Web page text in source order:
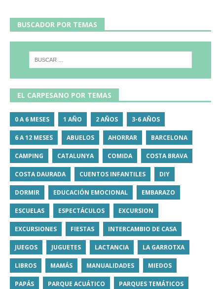
BUSCADOR POR TEMAS
EL CARPESANO POR TEMAS
0 A 6 MESES 1 AÑO 2 AÑOS 3-6 AÑOS
6 A 12 MESES ABUELOS AHORRAR BARCELONA
CAMPING CATALUNYA COMIDA COSTA BRAVA
COSTA DAURADA CUENTOS INFANTILES DIY
DORMIR EDUCACIÓN EMOCIONAL EMBARAZO
ESCUELAS ESPECTÁCULOS EXCURSION
EXCURSIONES FIESTAS INTERCAMBIO DE CASA
JUEGOS JUGUETES LACTANCIA LA GARROTXA
LIBROS MAMÁS MANUALIDADES MIEDOS
PAPÁS PARQUE ACUÁTICO PARQUES TEMÁTICOS